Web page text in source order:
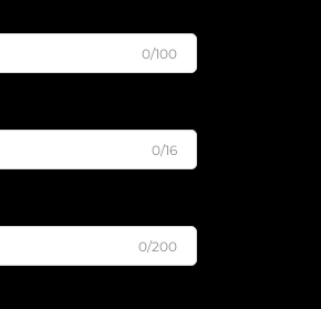
0/100
0/16
0/200